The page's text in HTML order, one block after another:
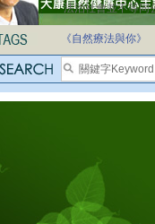
法治社會並不等同
《自然療法與你》